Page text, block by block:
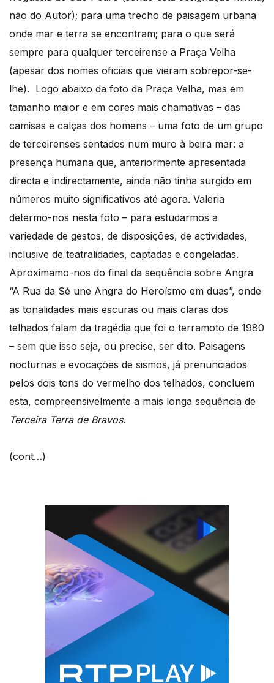
não do Autor); para uma trecho de paisagem urbana
onde mar e terra se encontram; para o que será
sempre para qualquer terceirense a Praça Velha
(apesar dos nomes oficiais que vieram sobrepor-se-
lhe). Logo abaixo da foto da Praça Velha, mas em
tamanho maior e em cores mais chamativas – das
camisas e calças dos homens – uma foto de um grupo
de terceirenses sentados num muro à beira mar: a
presença humana que, anteriormente apresentada
directa e indirectamente, ainda não tinha surgido em
números muito significativos até agora. Valeria
determo-nos nesta foto – para estudarmos a
variedade de gestos, de disposições, de actividades,
inclusive de teatralidades, captadas e congeladas.
Aproximamo-nos do final da sequência sobre Angra
“A Rua da Sé une Angra do Heroísmo em duas”, onde
as tonalidades mais escuras ou mais claras dos
telhados falam da tragédia que foi o terramoto de 1980
– sem que isso seja, ou precise, ser dito. Paisagens
nocturnas e evocações de sismos, já prenunciados
pelos dois tons do vermelho dos telhados, concluem
esta, compreensivelmente a mais longa sequência de
Terceira Terra de Bravos.
(cont…)